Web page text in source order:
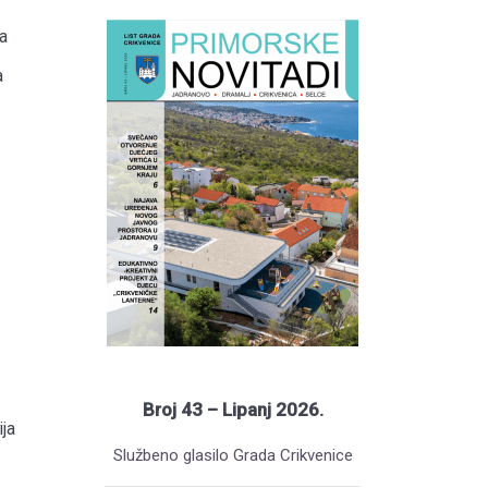
Broj 43 – Lipanj 2026.
Službeno glasilo Grada Crikvenice